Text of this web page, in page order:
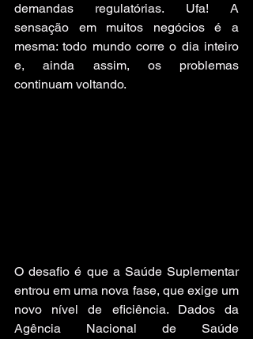
demandas regulatórias. Ufa! A
sensação em muitos negócios é a
mesma: todo mundo corre o dia inteiro
e, ainda assim, os problemas
continuam voltando.
O desafio é que a Saúde Suplementar
entrou em uma nova fase, que exige um
novo nível de eficiência. Dados da
Agência Nacional de Saúde